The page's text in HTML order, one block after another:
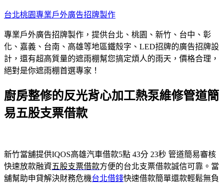
跳
主
要
內
容
台北桃園專業戶外廣告招牌製作
專業戶外廣告招牌製作，提供台北、桃園、新竹、台中、彰
化、嘉義、台南、高雄等地區鐵殼字、LED招牌的廣告招牌設
計，還有超高質量的遮雨棚幫您搞定煩人的雨天，價格合理，
絕對是你遮雨棚首選專家！
廚房整修的反光背心加工熱泵維修管道簡
易五股支票借款
新竹當舖提供IQOS高雄汽車借款5點 43分 23秒 管道簡易審核
快速放款融資五股支票借款方便的台北支票借款誠信可靠。當
舖幫助申貸解決財務危機台北借錢快速借款簡單還款輕鬆無負